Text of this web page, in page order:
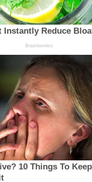
Instantly Reduce
Brainberries
10 Things To